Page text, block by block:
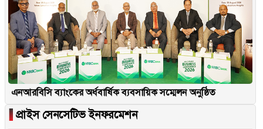
এনআরবিসি ব্যাংকের অর্ধবার্ষিক ব্যবসায়িক সম্মেলন অনুষ্ঠিত
▐ প্রাইস সেনসেটিভ ইনফরমেশন